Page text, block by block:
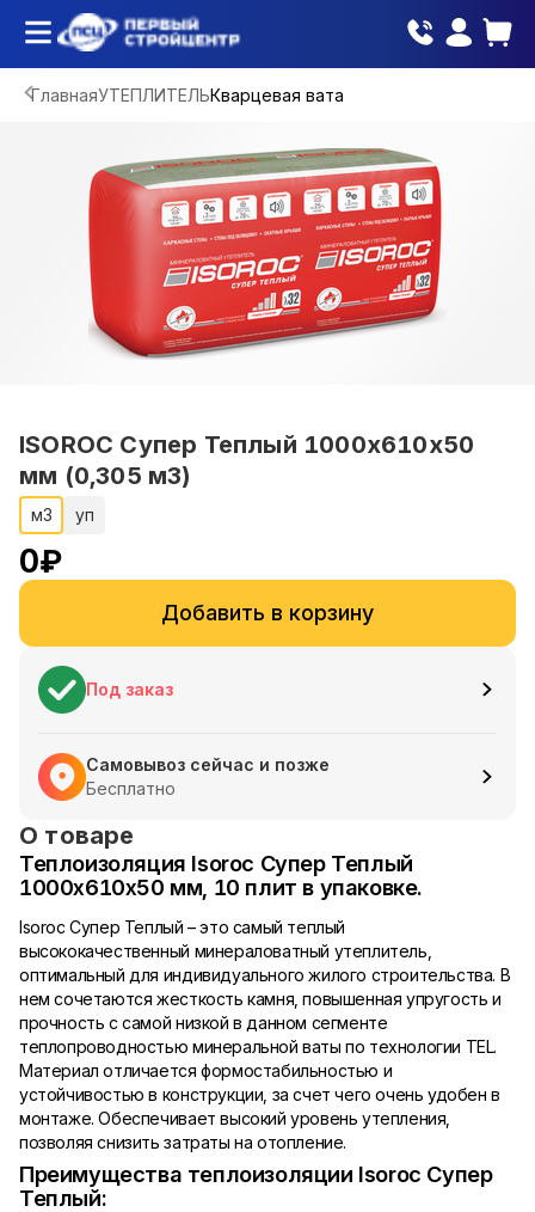
ГлавнаяУТЕПЛИТЕЛЬКварцевая вата
ISOROC Супер Теплый 1000х610х50
мм (0,305 м3)
м3 уп
0₽
Добавить в корзину
Под заказ
Самовывоз сейчас и позже
Бесплатно
О товаре
Теплоизоляция Isoroc Супер Теплый
1000х610х50 мм, 10 плит в упаковке.
Isoroc Супер Теплый – это самый теплый
высококачественный минераловатный утеплитель,
оптимальный для индивидуального жилого строительства. В
нем сочетаются жесткость камня, повышенная упругость и
прочность с самой низкой в данном сегменте
теплопроводностью минеральной ваты по технологии TEL.
Материал отличается формостабильностью и
устойчивостью в конструкции, за счет чего очень удобен в
монтаже. Обеспечивает высокий уровень утепления,
позволяя снизить затраты на отопление.
Преимущества теплоизоляции Isoroc Супер
Теплый: